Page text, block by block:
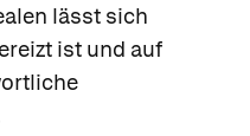
lässt sich
ist und auf